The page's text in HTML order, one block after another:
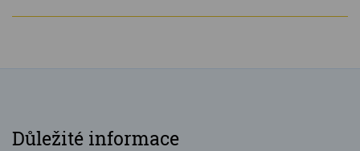
Důležité informace